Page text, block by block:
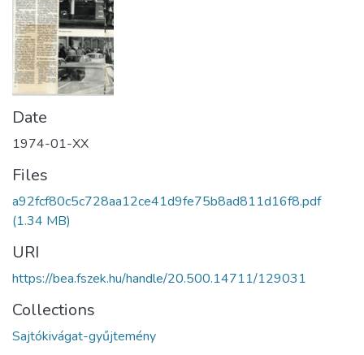
Date
1974-01-XX
Files
a92fcf80c5c728aa12ce41d9fe75b8ad811d16f8.pdf
(1.34 MB)
URI
https://bea.fszek.hu/handle/20.500.14711/129031
Collections
Sajtókivágat-gyűjtemény